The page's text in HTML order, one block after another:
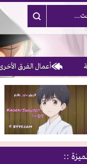
أعمال الفرق الأخرى
::